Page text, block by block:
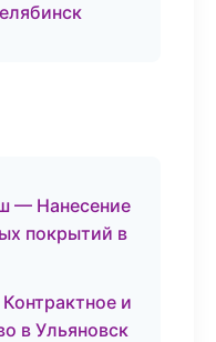
— Нанесение
покрытий в
и
в Ульяновск